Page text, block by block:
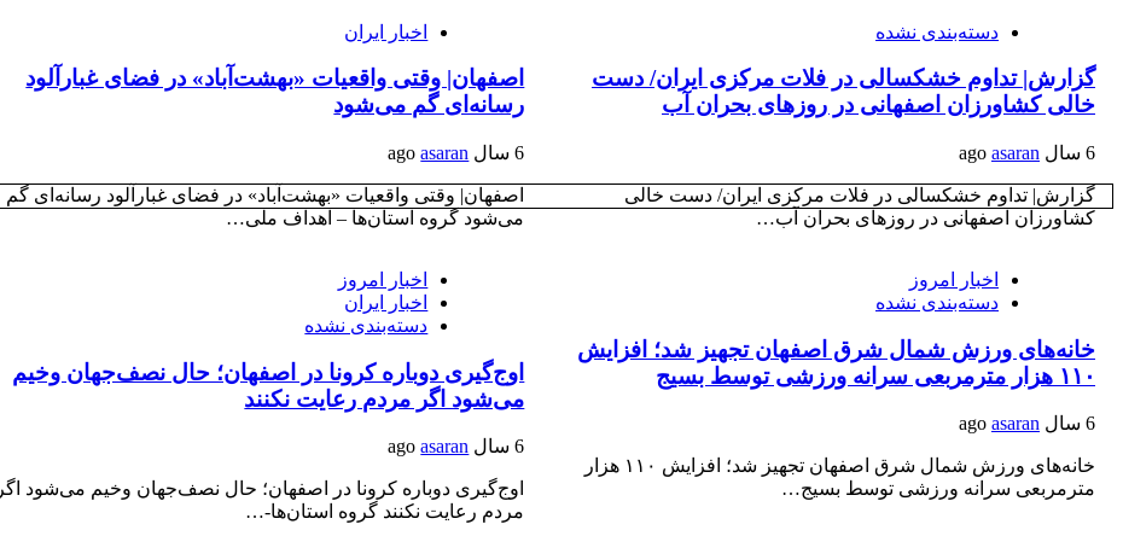
دسته‌بندی نشده
گزارش| تداوم خشکسالی در فلات مرکزی ایران/ دست
خالی کشاورزان اصفهانی‌‌ در روزهای بحران آب
6 سال ago asaran
گزارش| تداوم خشکسالی در فلات مرکزی ایران/ دست خالی
کشاورزان اصفهانی‌‌ در روزهای بحران آب…
اخبار ایران
اصفهان| وقتی واقعیات «بهشت‌آباد» در فضای غبارآلود
رسانه‌ای گم می‌شود‌
6 سال ago asaran
اصفهان| وقتی واقعیات «بهشت‌آباد» در فضای غبارآلود رسانه‌ای گم
می‌شود‌ گروه استان‌ها – اهداف ملی…
اخبار امروز
دسته‌بندی نشده
خانه‌های ورزش شمال شرق اصفهان تجهیز شد؛ افزایش
۱۱۰ هزار مترمربعی سرانه ورزشی توسط بسیج
6 سال ago asaran
خانه‌های ورزش شمال شرق اصفهان تجهیز شد؛ افزایش ۱۱۰ هزار
مترمربعی سرانه ورزشی توسط بسیج…
اخبار امروز
اخبار ایران
دسته‌بندی نشده
اوج‌گیری دوباره کرونا در اصفهان؛ حال نصف‌جهان وخیم
می‌شود اگر مردم رعایت نکنند
6 سال ago asaran
اوج‌گیری دوباره کرونا در اصفهان؛ حال نصف‌جهان وخیم می‌شود اگر
مردم رعایت نکنند گروه استان‌ها-…